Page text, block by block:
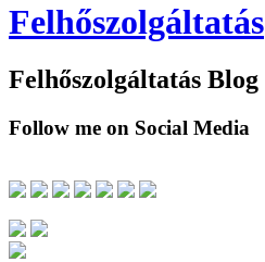
Felhőszolgáltatás
Felhőszolgáltatás Blog
Follow me on Social Media